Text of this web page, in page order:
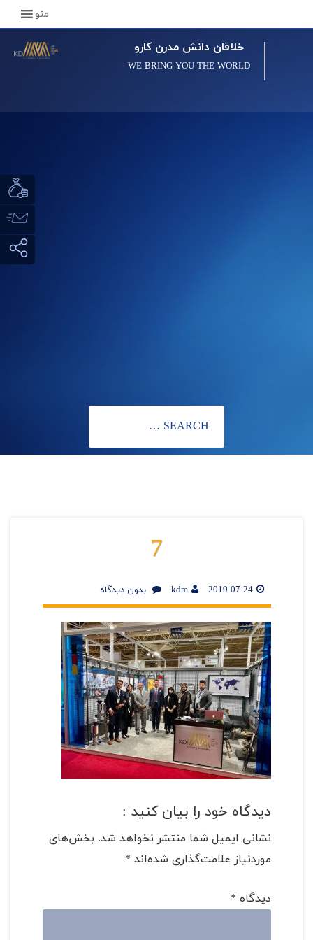
خلاقان دانش مدرن کارو
WE BRING YOU THE WORLD
منو
7
2019-07-24
kdm بدون دیدگاه
دیدگاه خود را بیان کنید :
نشانی ایمیل شما منتشر نخواهد شد. بخش‌های
موردنیاز علامت‌گذاری شده‌اند *
دیدگاه *